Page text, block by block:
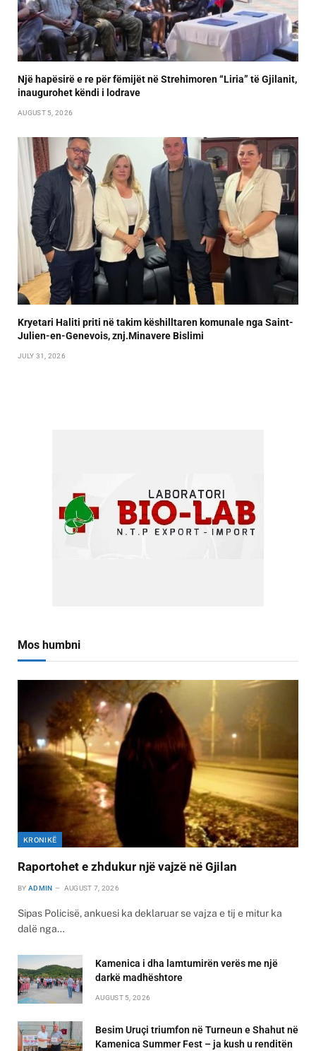
Një hapësirë e re për fëmijët në Strehimoren “Liria” të Gjilanit,
inaugurohet këndi i lodrave
AUGUST 5, 2026
Kryetari Haliti priti në takim këshilltaren komunale nga Saint-
Julien-en-Genevois, znj.Minavere Bislimi
JULY 31, 2026
Mos humbni
KRONIKË
Raportohet e zhdukur një vajzë në Gjilan
BY ADMIN AUGUST 7, 2026
Sipas Policisë, ankuesi ka deklaruar se vajza e tij e mitur ka
dalë nga…
Kamenica i dha lamtumirën verës me një
darkë madhështore
AUGUST 5, 2026
Besim Uruçi triumfon në Turneun e Shahut në
Kamenica Summer Fest – ja kush u renditën